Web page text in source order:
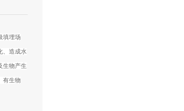
填埋场
、造成水
生物产生
有生物